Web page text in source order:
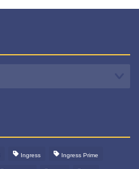
Ingress Ingress Prime